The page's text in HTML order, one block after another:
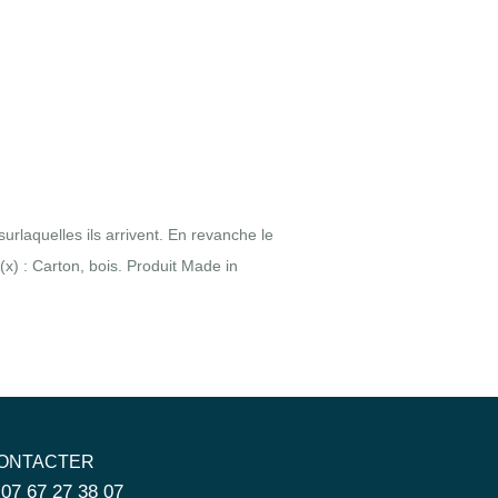
67 27 38 07
ils arrivent. En revanche le
: Carton, bois. Produit Made in